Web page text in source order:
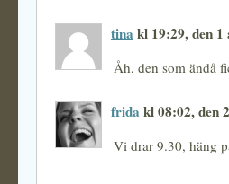
tina kl 19:29, den
Åh, den som ändå
frida kl 08:02, den
Vi drar 9.30, häng